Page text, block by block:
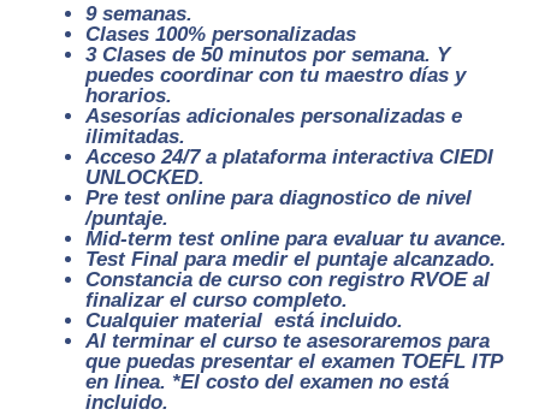
9 semanas.
Clases 100% personalizadas
3 Clases de 50 minutos por semana. Y
puedes coordinar con tu maestro días y
horarios.
Asesorías adicionales personalizadas e
ilimitadas.
Acceso 24/7 a plataforma interactiva CIEDI
UNLOCKED.
Pre test online para diagnostico de nivel
/puntaje.
Mid-term test online para evaluar tu avance.
Test Final para medir el puntaje alcanzado.
Constancia de curso con registro RVOE al
finalizar el curso completo.
Cualquier material está incluido.
Al terminar el curso te asesoraremos para
que puedas presentar el examen TOEFL ITP
en linea. *El costo del examen no está
incluido.